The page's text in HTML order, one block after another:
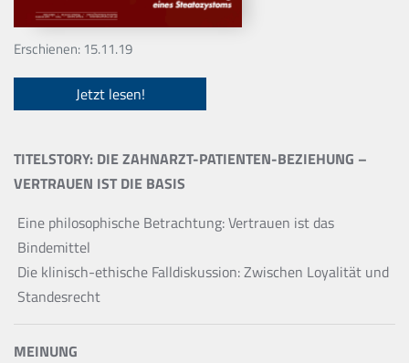
Erschienen: 15.11.19
Jetzt lesen!
TITELSTORY: DIE ZAHNARZT-PATIENTEN-BEZIEHUNG –
VERTRAUEN IST DIE BASIS
Eine philosophische Betrachtung: Vertrauen ist das
Bindemittel
Die klinisch-ethische Falldiskussion: Zwischen Loyalität und
Standesrecht
MEINUNG